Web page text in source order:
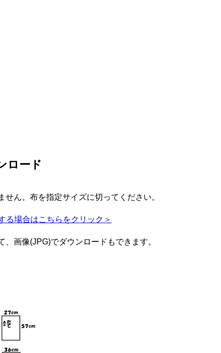
ロード
せん。布を指定サイズに切ってください。
る場合はこちらをクリック＞
、画像(JPG)でダウンロードもできます。